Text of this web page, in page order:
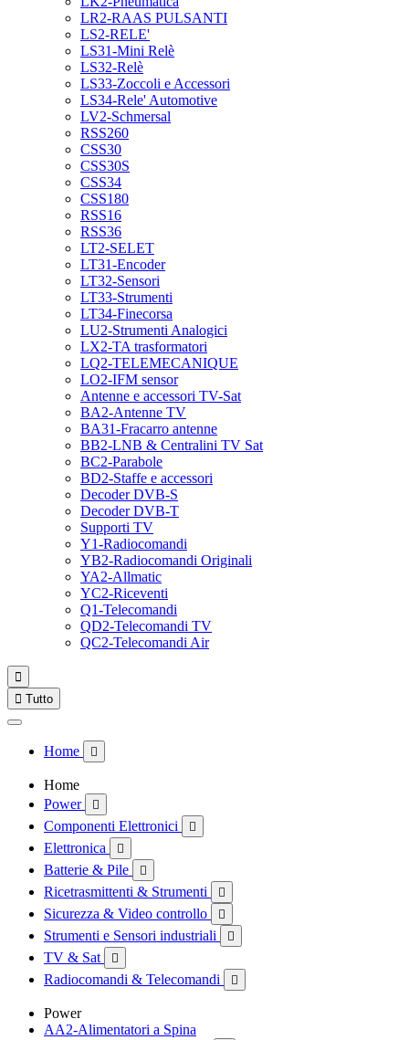
LR2-RAAS PULSANTI
LS2-RELE'
LS31-Mini Relè
LS32-Relè
LS33-Zoccoli e Accessori
LS34-Rele' Automotive
LV2-Schmersal
RSS260
CSS30
CSS30S
CSS34
CSS180
RSS16
RSS36
LT2-SELET
LT31-Encoder
LT32-Sensori
LT33-Strumenti
LT34-Finecorsa
LU2-Strumenti Analogici
LX2-TA trasformatori
LQ2-TELEMECANIQUE
LO2-IFM sensor
Antenne e accessori TV-Sat
BA2-Antenne TV
BA31-Fracarro antenne
BB2-LNB & Centralini TV Sat
BC2-Parabole
BD2-Staffe e accessori
Decoder DVB-S
Decoder DVB-T
Supporti TV
Y1-Radiocomandi
YB2-Radiocomandi Originali
YA2-Allmatic
YC2-Riceventi
Q1-Telecomandi
QD2-Telecomandi TV
QC2-Telecomandi Air

 Tutto
Home 
Home
Power

Componenti Elettronici 
Elettronica 
Batterie & Pile 
Ricetrasmittenti & Strumenti 
Sicurezza & Video controllo 
Strumenti e Sensori industriali 
TV & Sat 
Radiocomandi & Telecomandi 
Power
AA2-Alimentatori a Spina